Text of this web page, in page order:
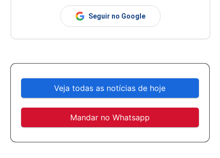
Seguir no Google
Veja todas as notícias de hoje
Mandar no Whatsapp